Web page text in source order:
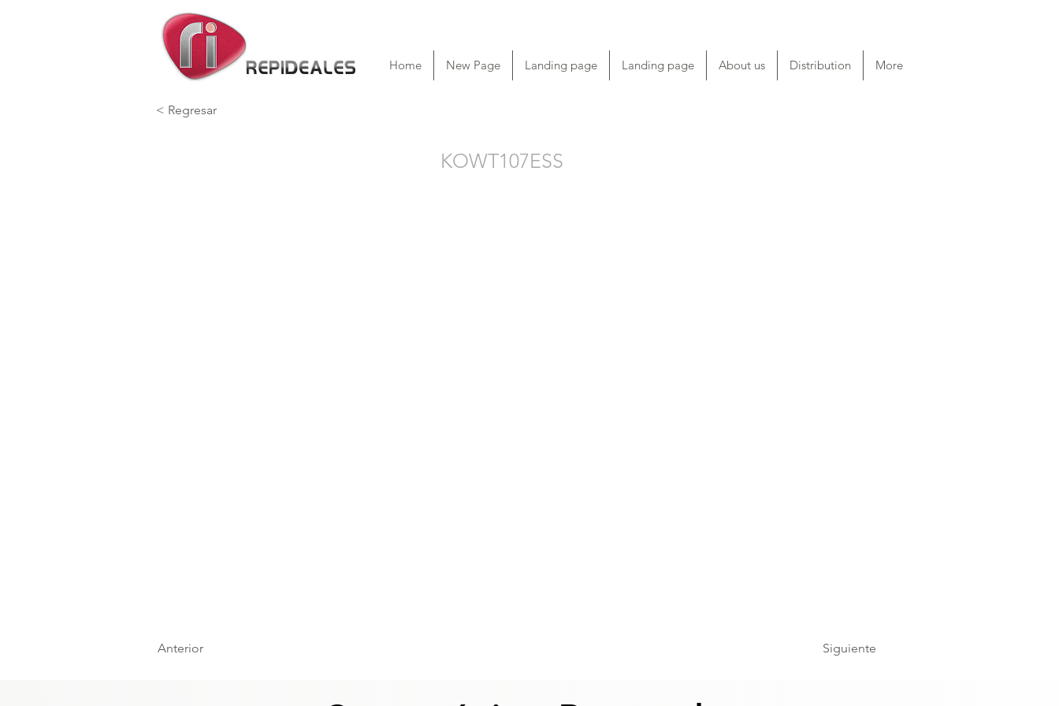
Home New Page Landing page Landing page About us Distribution More
< Regresar
KOWT107ESS
Anterior Siguiente